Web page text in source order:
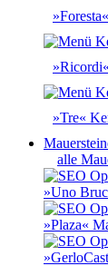
»Tre«
alle
»Uno
»Plaza«